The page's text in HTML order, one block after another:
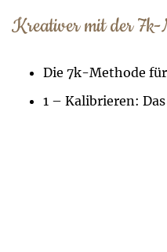
Kreativer mit der 7k-
Die 7k-Methode
1 – Kalibrieren: